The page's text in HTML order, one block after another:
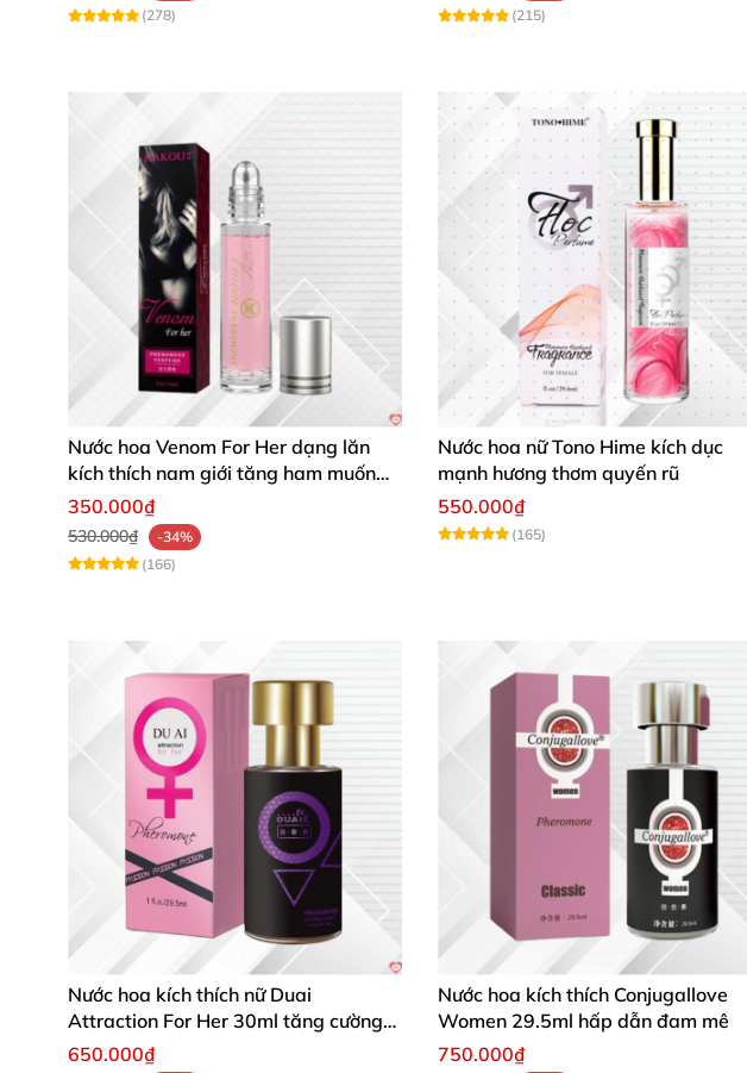
(278)
(215)
Nước hoa Venom For Her dạng lăn
kích thích nam giới tăng ham muốn
mua ngay
350.000₫
530.000₫
-34%
(166)
Nước hoa nữ Tono Hime kích dục
mạnh hương thơm quyến rũ
550.000₫
(165)
Nước hoa kích thích nữ Duai
Attraction For Her 30ml tăng cường
hưng phấn sôi động
650.000₫
Nước hoa kích thích Conjugallove
Women 29.5ml hấp dẫn đam mê
750.000₫